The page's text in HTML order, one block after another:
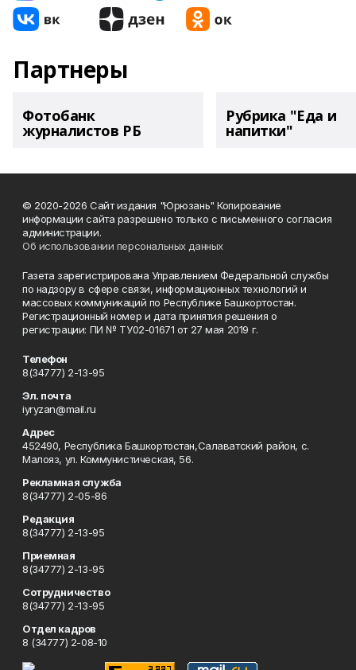
Партнеры
Фотобанк
журналистов РБ
Рубрика "Еда и
напитки"
© 2020-2026 Сайт издания "Юрюзань" Копирование
информации сайта разрешено только с письменного согласия
администрации.
Об использовании персональных данных
Газета зарегистрирована Управлением Федеральной службы
по надзору в сфере связи, информационных технологий и
массовых коммуникаций по Республике Башкортостан.
Регистрационный номер и дата принятия решения о
регистрации: ПИ № ТУ02-01671 от 27 мая 2019 г.
Телефон
8(34777) 2-13-95
Эл. почта
iyryzan@mail.ru
Адрес
452490, Республика Башкортостан,Салаватский район, с.
Малояз, ул. Коммунистическая, 56.
Рекламная служба
8(34777) 2-05-86
Редакция
8(34777) 2-13-95
Приемная
8(34777) 2-13-95
Сотрудничество
8(34777) 2-13-95
Отдел кадров
8 (34777) 2-08-10